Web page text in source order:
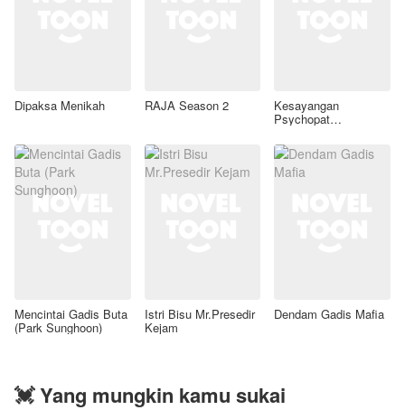
Dipaksa Menikah RAJA Season 2 Kesayangan
Psychopat
Mencintai Gadis Buta
(Park Sunghoon)
Istri Bisu Mr.Presedir
Kejam
Dendam Gadis Mafia
💓 Yang mungkin kamu sukai